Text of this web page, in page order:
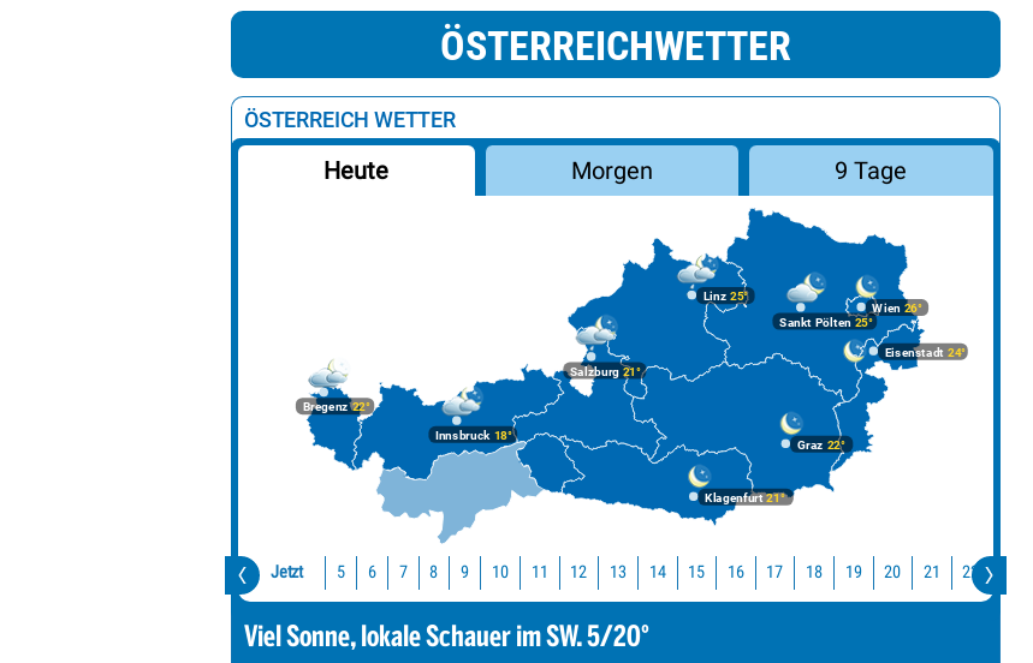
ÖSTERREICHWETTER
ÖSTERREICH WETTER
Heute Morgen 9 Tage
Bregenz22°
Graz 22°
Innsbruck18°
Klagenfurt21°
Linz 25°
Salzburg21°
Wien 26°
Eisenstadt 24°
Sankt Pölten 25°
Jetzt 5 6 7 8 9 10 11 12 13 14 15 16 17 18 19 20 21 22
Viel Sonne, lokale Schauer im SW. 5/20°